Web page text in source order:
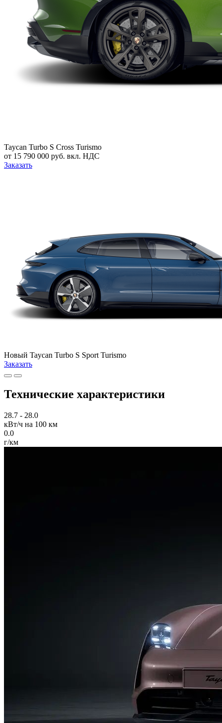
Taycan Turbo S Cross Turismo
от 15 790 000 руб. вкл. НДС
Заказать
Новый Taycan Turbo S Sport Turismo
Заказать
Технические характеристики
28.7 - 28.0
кВт/ч на 100 км
0.0
г/км